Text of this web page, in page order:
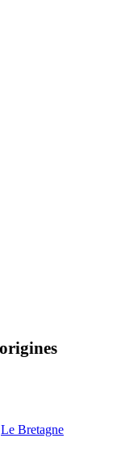
Le Bretagne